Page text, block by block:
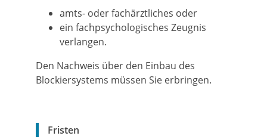
amts- oder fachärztliches oder
ein fachpsychologisches Zeugnis
verlangen.
Den Nachweis über den Einbau des
Blockiersystems müssen Sie erbringen.
Fristen